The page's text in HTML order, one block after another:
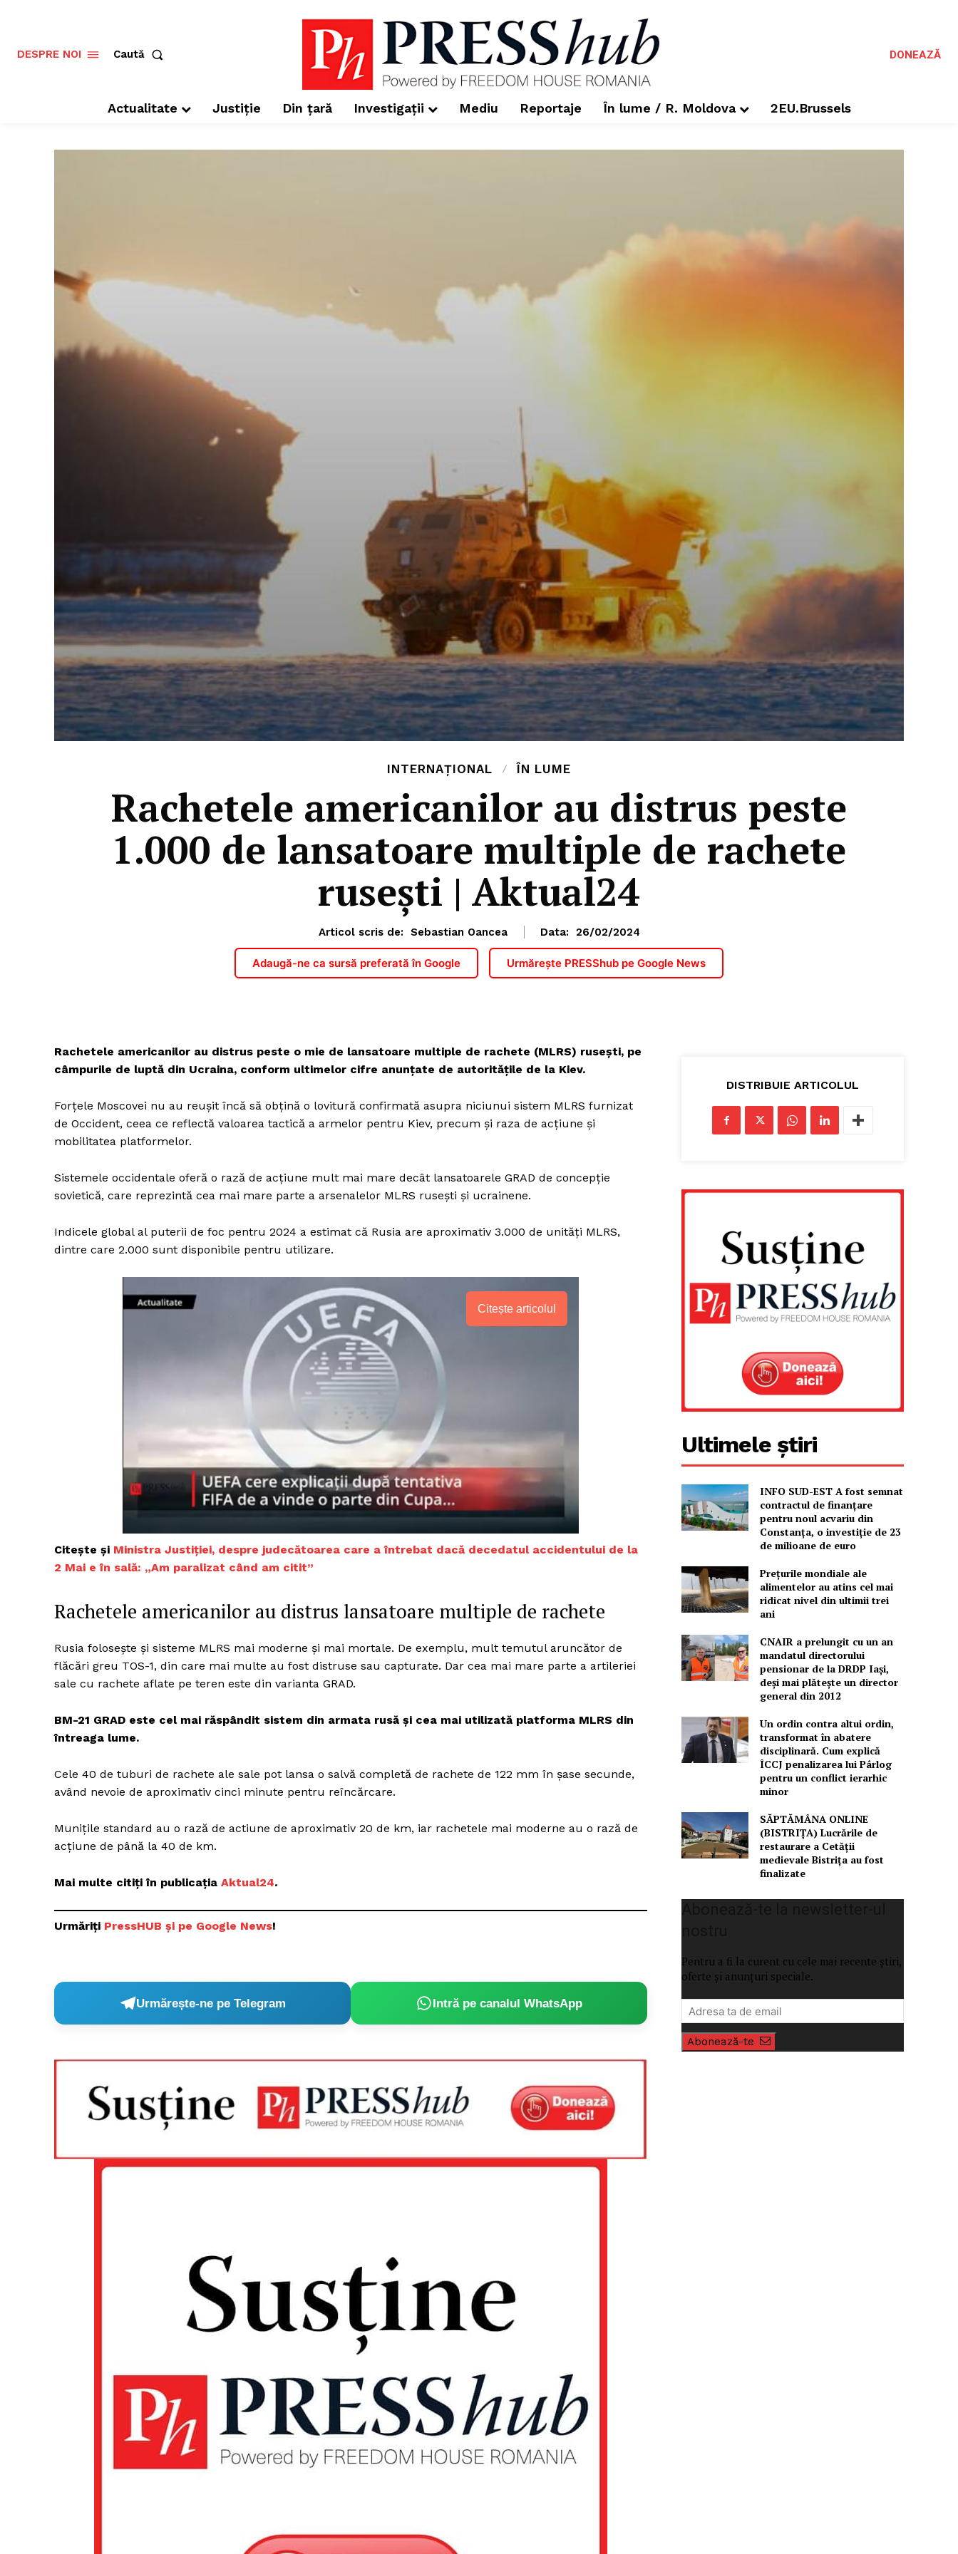
Un proiect
FREEDOM HOUSE
PRESShub
Proiecte editoriale
Contact
DESPRE NOI Caută DONEAZĂ
Actualitate Justiție Din țară Investigații Mediu Reportaje În lume / R. Moldova 2EU.Brussels
INTERNAȚIONAL ÎN LUME
Rachetele americanilor au distrus peste
1.000 de lansatoare multiple de rachete
rusești | Aktual24
Articol scris de: Sebastian Oancea Data: 26/02/2024
Adaugă-ne ca sursă preferată în Google Urmărește PRESShub pe Google News
Rachetele americanilor au distrus peste o mie de lansatoare multiple de rachete (MLRS) rusești, pe
câmpurile de luptă din Ucraina, conform ultimelor cifre anunțate de autoritățile de la Kiev.
Forțele Moscovei nu au reușit încă să obțină o lovitură confirmată asupra niciunui sistem MLRS furnizat
de Occident, ceea ce reflectă valoarea tactică a armelor pentru Kiev, precum și raza de acțiune și
mobilitatea platformelor.
Sistemele occidentale oferă o rază de acțiune mult mai mare decât lansatoarele GRAD de concepție
sovietică, care reprezintă cea mai mare parte a arsenalelor MLRS rusești și ucrainene.
Indicele global al puterii de foc pentru 2024 a estimat că Rusia are aproximativ 3.000 de unități MLRS,
dintre care 2.000 sunt disponibile pentru utilizare.
Citește articolul
Citește și Ministra Justiției, despre judecătoarea care a întrebat dacă decedatul accidentului de la
2 Mai e în sală: „Am paralizat când am citit”
Rachetele americanilor au distrus lansatoare multiple de rachete
Rusia folosește și sisteme MLRS mai moderne și mai mortale. De exemplu, mult temutul aruncător de
flăcări greu TOS-1, din care mai multe au fost distruse sau capturate. Dar cea mai mare parte a artileriei
sale cu rachete aflate pe teren este din varianta GRAD.
BM-21 GRAD este cel mai răspândit sistem din armata rusă și cea mai utilizată platforma MLRS din
întreaga lume.
Cele 40 de tuburi de rachete ale sale pot lansa o salvă completă de rachete de 122 mm în șase secunde,
având nevoie de aproximativ cinci minute pentru reîncărcare.
Munițile standard au o rază de actiune de aproximativ 20 de km, iar rachetele mai moderne au o rază de
acțiune de până la 40 de km.
Mai multe citiți în publicația Aktual24.
Urmăriți PressHUB și pe Google News!
Urmărește-ne pe Telegram Intră pe canalul WhatsApp
DISTRIBUIE ARTICOLUL
Ultimele știri
INFO SUD-EST A fost semnat
contractul de finanțare
pentru noul acvariu din
Constanța, o investiție de 23
de milioane de euro
Prețurile mondiale ale
alimentelor au atins cel mai
ridicat nivel din ultimii trei
ani
CNAIR a prelungit cu un an
mandatul directorului
pensionar de la DRDP Iași,
deși mai plătește un director
general din 2012
Un ordin contra altui ordin,
transformat în abatere
disciplinară. Cum explică
ÎCCJ penalizarea lui Pârlog
pentru un conflict ierarhic
minor
SĂPTĂMÂNA ONLINE
(BISTRIȚA) Lucrările de
restaurare a Cetăţii
medievale Bistriţa au fost
finalizate
Pentru a fi la curent cu cele mai recente știri,
oferte și anunțuri speciale.
Abonează-te